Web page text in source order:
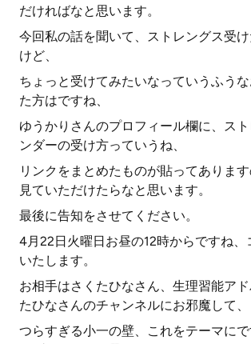
だければなと思います。
今回私の話を聞いて、ストレングス受
けど、
ちょっと受けてみたいなっていうふう
た方はですね、
ゆうかりさんのプロフィール欄に、ス
ンダーの受け方っていうね、
リンクをまとめたものが貼ってありま
見ていただけたらなと思います。
最後に告知をさせてください。
4月22日火曜日お昼の12時からですね、
いたします。
お相手はさくたひなさん、生理習能アド
たひなさんのチャンネルにお邪魔して、
つらすぎる小一の壁、これをテーマに